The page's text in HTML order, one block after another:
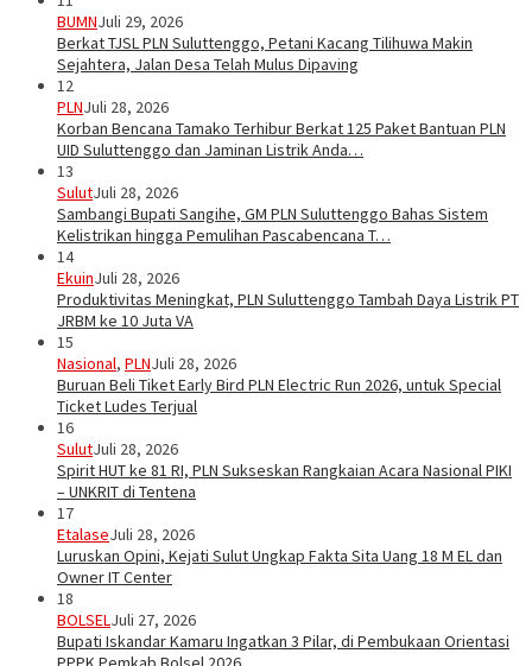
BUMNJuli 29, 2026
Berkat TJSL PLN Suluttenggo, Petani Kacang Tilihuwa Makin
Sejahtera, Jalan Desa Telah Mulus Dipaving
12
PLNJuli 28, 2026
Korban Bencana Tamako Terhibur Berkat 125 Paket Bantuan PLN
UID Suluttenggo dan Jaminan Listrik Anda…
13
SulutJuli 28, 2026
Sambangi Bupati Sangihe, GM PLN Suluttenggo Bahas Sistem
Kelistrikan hingga Pemulihan Pascabencana T…
14
EkuinJuli 28, 2026
Produktivitas Meningkat, PLN Suluttenggo Tambah Daya Listrik PT
JRBM ke 10 Juta VA
15
Nasional, PLNJuli 28, 2026
Buruan Beli Tiket Early Bird PLN Electric Run 2026, untuk Special
Ticket Ludes Terjual
16
SulutJuli 28, 2026
Spirit HUT ke 81 RI, PLN Sukseskan Rangkaian Acara Nasional PIKI
– UNKRIT di Tentena
17
EtalaseJuli 28, 2026
Luruskan Opini, Kejati Sulut Ungkap Fakta Sita Uang 18 M EL dan
Owner IT Center
18
BOLSELJuli 27, 2026
Bupati Iskandar Kamaru Ingatkan 3 Pilar, di Pembukaan Orientasi